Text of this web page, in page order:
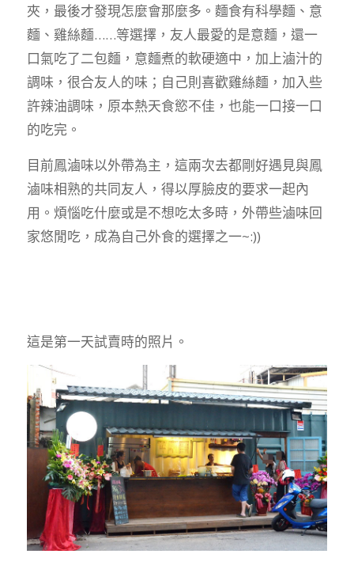
夾，最後才發現怎麼會那麼多。麵食有科學麵、意
麵、雞絲麵……等選擇，友人最愛的是意麵，還一
口氣吃了二包麵，意麵煮的軟硬適中，加上滷汁的
調味，很合友人的味；自己則喜歡雞絲麵，加入些
許辣油調味，原本熱天食慾不佳，也能一口接一口
的吃完。
目前鳳滷味以外帶為主，這兩次去都剛好遇見與鳳
滷味相熟的共同友人，得以厚臉皮的要求一起內
用。煩惱吃什麼或是不想吃太多時，外帶些滷味回
家悠閒吃，成為自己外食的選擇之一~:))
這是第一天試賣時的照片。